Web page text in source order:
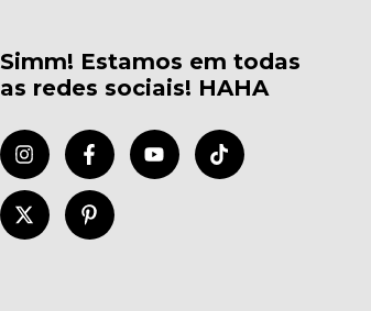
Simm! Estamos em todas
as redes sociais! HAHA